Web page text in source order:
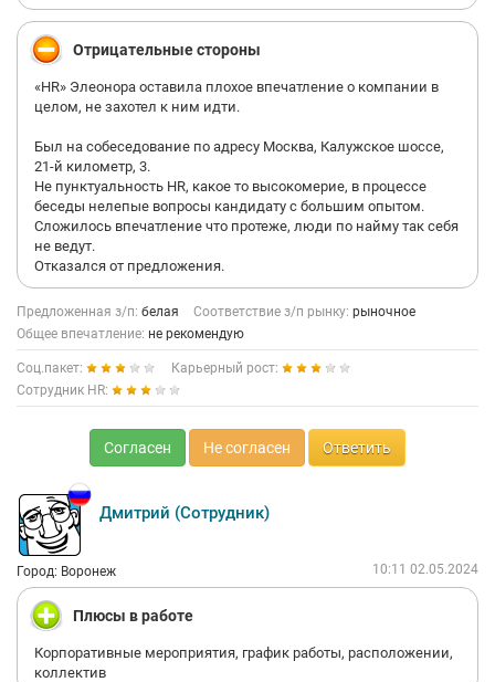
Отрицательные стороны
«HR» Элеонора оставила плохое впечатление о компании в
целом, не захотел к ним идти.
Был на собеседование по адресу Москва, Калужское шоссе,
21-й километр, 3.
Не пунктуальность HR, какое то высокомерие, в процессе
беседы нелепые вопросы кандидату с большим опытом.
Сложилось впечатление что протеже, люди по найму так себя
не ведут.
Отказался от предложения.
Предложенная з/п: белая Соответствие з/п рынку: рыночное
Общее впечатление: не рекомендую
Соц.пакет:
Карьерный рост:
Сотрудник HR:
Согласен Не согласен Ответить
Дмитрий (Сотрудник)
Город: Воронеж 10:11 02.05.2024
Плюсы в работе
Корпоративные мероприятия, график работы, расположении,
коллектив